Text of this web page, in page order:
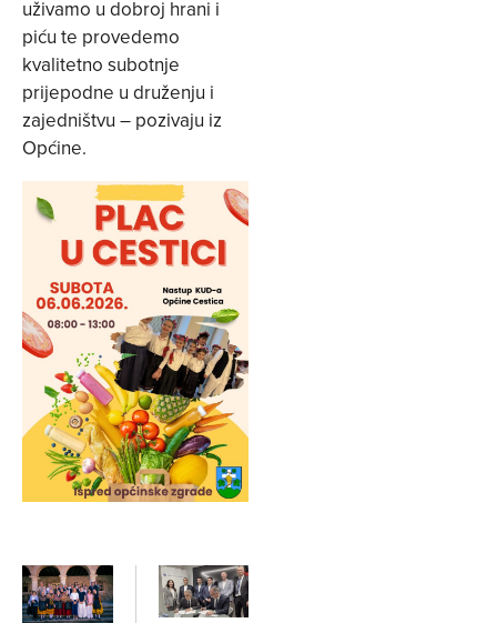
uživamo u dobroj hrani i
piću te provedemo
kvalitetno subotnje
prijepodne u druženju i
zajedništvu – pozivaju iz
Općine.